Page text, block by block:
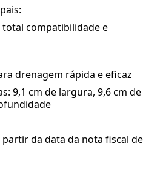
total compatibilidade e
drenagem rápida e eficaz
9,1 cm de largura, 9,6 cm de
partir da data da nota fiscal de